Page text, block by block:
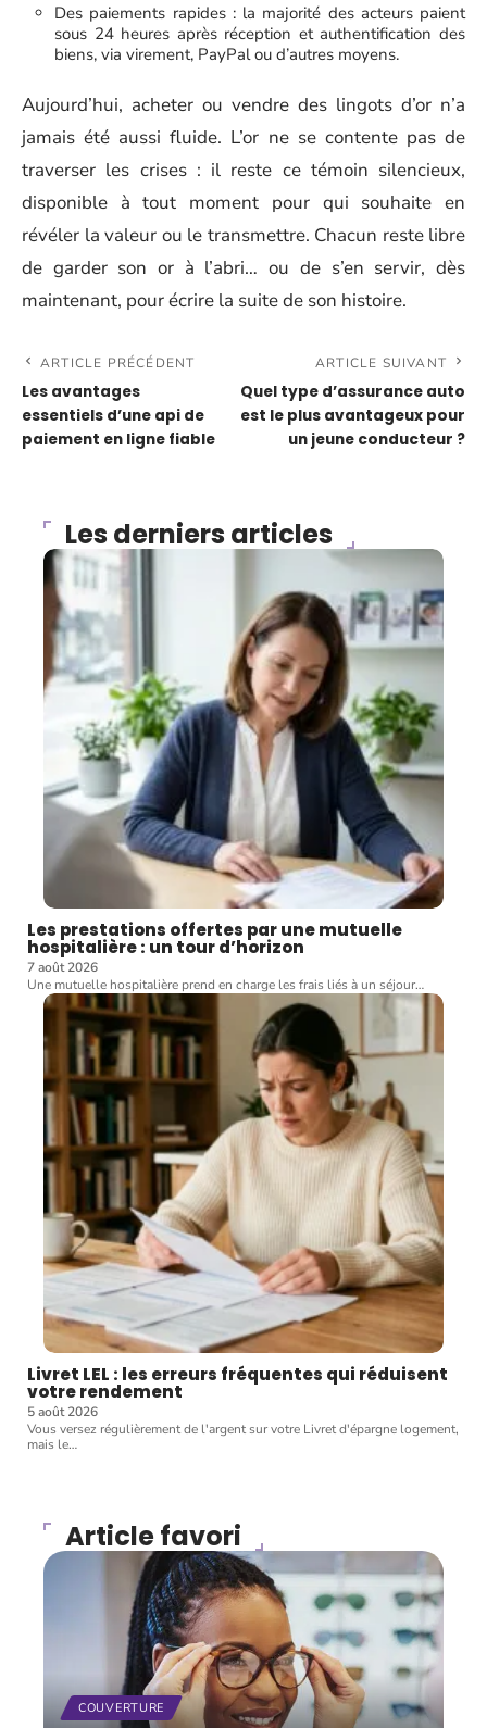
Des paiements rapides : la majorité des acteurs paient
sous 24 heures après réception et authentification des
biens, via virement, PayPal ou d’autres moyens.
Aujourd’hui, acheter ou vendre des lingots d’or n’a
jamais été aussi fluide. L’or ne se contente pas de
traverser les crises : il reste ce témoin silencieux,
disponible à tout moment pour qui souhaite en
révéler la valeur ou le transmettre. Chacun reste libre
de garder son or à l’abri… ou de s’en servir, dès
maintenant, pour écrire la suite de son histoire.
ARTICLE PRÉCÉDENT
Les avantages
essentiels d’une api de
paiement en ligne fiable
ARTICLE SUIVANT
Quel type d’assurance auto
est le plus avantageux pour
un jeune conducteur ?
Les derniers articles
Les prestations offertes par une mutuelle
hospitalière : un tour d’horizon
7 août 2026
Une mutuelle hospitalière prend en charge les frais liés à un séjour…
Livret LEL : les erreurs fréquentes qui réduisent
votre rendement
5 août 2026
Vous versez régulièrement de l'argent sur votre Livret d'épargne logement,
mais le…
Article favori
COUVERTURE